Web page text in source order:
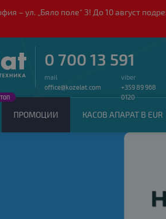
– ул. „Бяло поле“ 3! До 10 август
0 700 13 591
mail
office@kozelat.com
viber
+359 89 968
0120
ПРОМОЦИИ
ТОП
КАСОВ АПАРАТ В EUR